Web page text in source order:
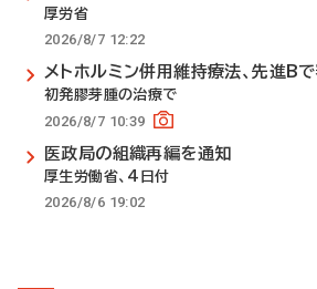
厚労省
2026/8/7 12:22
メトホルミン併用維持療法、先進B
初発膠芽腫の治療で
2026/8/7 10:39
医政局の組織再編を通知
厚生労働省、4日付
2026/8/6 19:02